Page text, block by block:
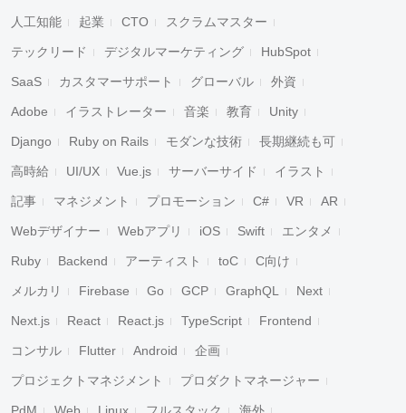
人工知能 起業 CTO スクラムマスター
テックリード デジタルマーケティング HubSpot
SaaS カスタマーサポート グローバル 外資
Adobe イラストレーター 音楽 教育 Unity
Django Ruby on Rails モダンな技術 長期継続も可
高時給 UI/UX Vue.js サーバーサイド イラスト
記事 マネジメント プロモーション C# VR AR
Webデザイナー Webアプリ iOS Swift エンタメ
Ruby Backend アーティスト toC C向け
メルカリ Firebase Go GCP GraphQL Next
Next.js React React.js TypeScript Frontend
コンサル Flutter Android 企画
プロジェクトマネジメント プロダクトマネージャー